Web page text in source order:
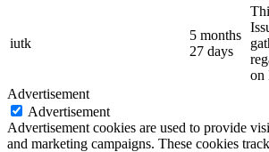
iutk
5 months
27 days
on
Advertisement
Advertisement
Advertisement cookies are used to provide
and marketing campaigns. These cookies